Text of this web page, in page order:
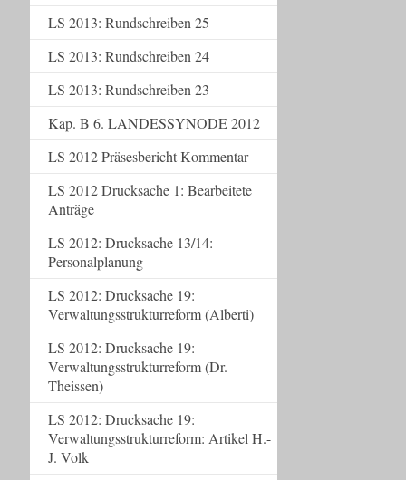
LS 2013: Rundschreiben 25
LS 2013: Rundschreiben 24
LS 2013: Rundschreiben 23
Kap. B 6. LANDESSYNODE 2012
LS 2012 Präsesbericht Kommentar
LS 2012 Drucksache 1: Bearbeitete
Anträge
LS 2012: Drucksache 13/14:
Personalplanung
LS 2012: Drucksache 19:
Verwaltungsstrukturreform (Alberti)
LS 2012: Drucksache 19:
Verwaltungsstrukturreform (Dr.
Theissen)
LS 2012: Drucksache 19:
Verwaltungsstrukturreform: Artikel H.-
J. Volk